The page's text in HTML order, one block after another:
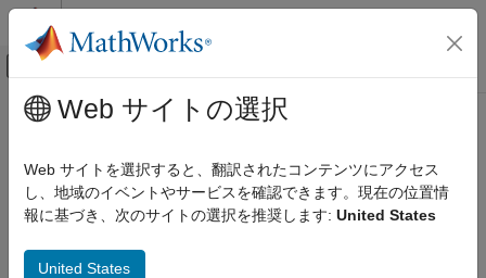
コンテンツへスキップ
オフキャンバス ナビゲーション メ
ドキュメンテーションのホーム
Communications Toolbox
伝播とチャネル モデル
メインコンテンツ
hide
サイト ビューアー上でのサイトの非表示
構文
Web サイトの選択
Web サイトを選択すると、翻訳されたコンテンツにアクセス
し、地域のイベントやサービスを確認できます。現在の位置情
報に基づき、次のサイトの選択を推奨します: United States
United States